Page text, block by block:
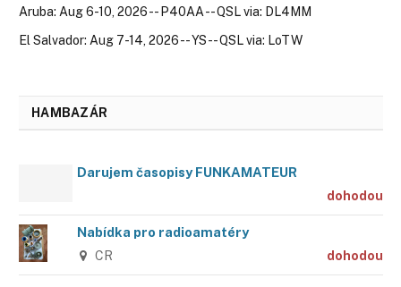
Aruba: Aug 6-10, 2026 -- P40AA -- QSL via: DL4MM
El Salvador: Aug 7-14, 2026 -- YS -- QSL via: LoTW
HAMBAZÁR
Darujem časopisy FUNKAMATEUR
dohodou
Nabídka pro radioamatéry
CR dohodou